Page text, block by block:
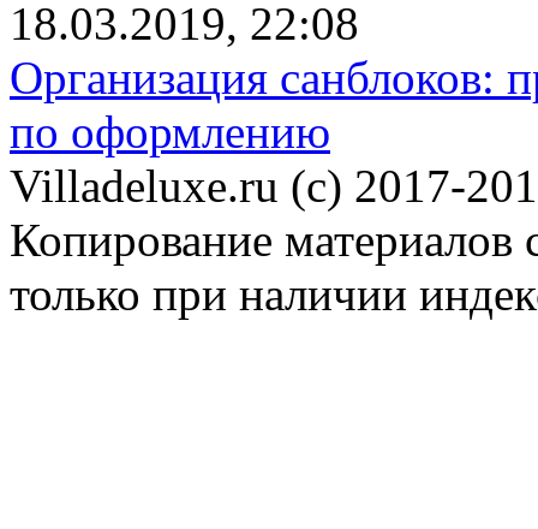
18.03.2019, 22:08
Организация санблоков:
по оформлению
Villadeluxe.ru (c) 2017-
Копирование материалов
только при наличии